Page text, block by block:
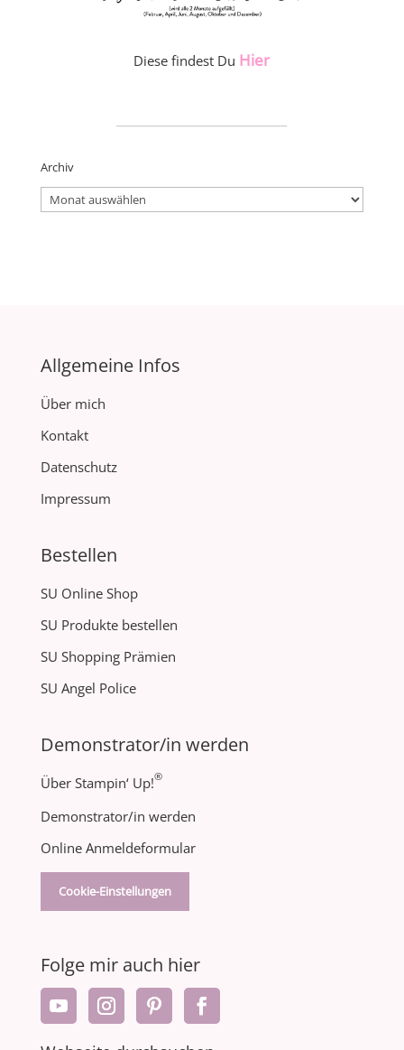
Diese findest Du Hier
Archiv
Archiv
Allgemeine Infos
Über mich
Kontakt
Datenschutz
Impressum
Bestellen
SU Online Shop
SU Produkte bestellen
SU Shopping Prämien
SU Angel Police
Demonstrator/in werden
Über Stampin‘ Up!®
Demonstrator/in werden
Online Anmeldeformular
Cookie-Einstellungen
Folge mir auch hier